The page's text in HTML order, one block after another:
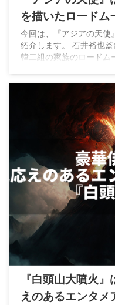
を描いたロードム
今回は、『アジアの天使
紹介します。 石井裕也
韓二組の家族のロードム
『白頭山大噴火
えのあるエンタ